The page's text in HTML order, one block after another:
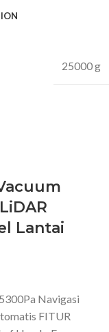
25000 g
Lantai
Navigasi
FITUR